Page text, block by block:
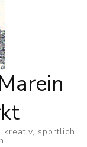
kreativ, sportlich,